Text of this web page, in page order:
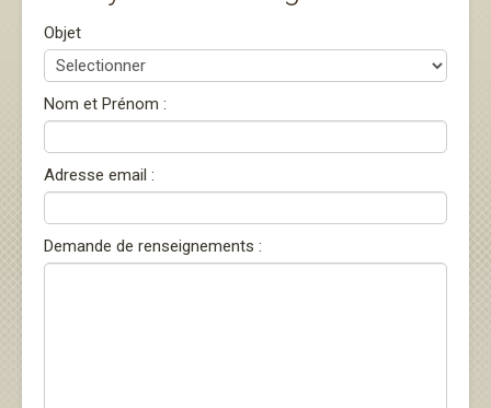
Objet
Nom et Prénom :
Adresse email :
Demande de renseignements :